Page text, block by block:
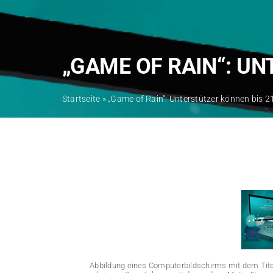
„GAME OF RAIN“:
Startseite »„Game of Rain“: Unterstützer können bis
Abbildung eines Computerbildschirms mit dem